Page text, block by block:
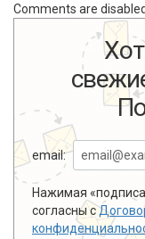
Comments are
email:
Нажимая
согласны с